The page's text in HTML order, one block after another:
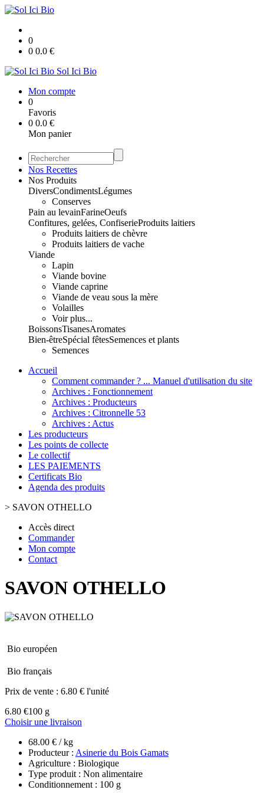
0
0 0.0 €
Sol Ici Bio
Mon compte
0
Favoris
0 0.0 €
Mon panier
Nos Recettes
Nos Produits
DiversCondimentsLégumes
Conserves
Pain au levainFarineOeufs
Confitures, gelées, ConfiserieProduits laitiers
Produits laitiers de chèvre
Produits laitiers de vache
Viande
Lapin
Viande bovine
Viande caprine
Viande de veau sous la mère
Volailles
Voir plus...
BoissonsTisanesAromates
Bien-êtreSpécial fêtesSemences et plants
Semences
Accueil
Comment commander ? ... Manuel d'utilisation du site
Archives : Fonctionnement
Archives : Producteurs
Archives : Citronnelle 53
Archives : Actus
Les producteurs
Les points de collecte
Le collectif
LES PAIEMENTS
Certificats Bio
Agenda des produits
> SAVON OTHELLO
Accès direct
Commander
Mon compte
Contact
SAVON OTHELLO
Bio européen
Bio français
Prix de vente : 6.80 € l'unité
6.80 €100 g
Choisir une livraison
68.00 € / kg
Producteur : Asinerie du Bois Gamats
Agriculture : Biologique
Type produit : Non alimentaire
Conditionnement : 100 g